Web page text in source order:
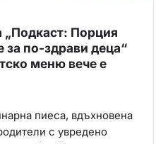
„Подкаст: Порция
за по-здрави деца“
меню вече е
пиеса, вдъхновена
с увредено